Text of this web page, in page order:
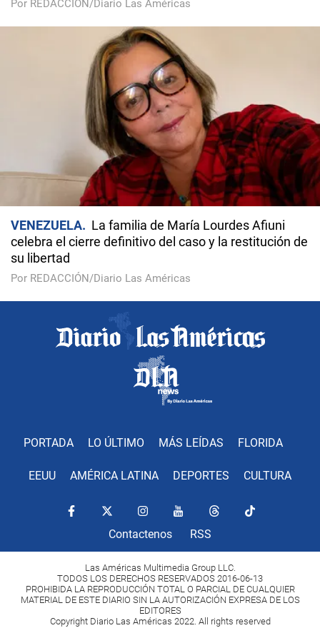
Por REDACCIÓN/Diario Las Américas
VENEZUELA
La familia de María Lourdes Afiuni
celebra el cierre definitivo del caso y la restitución de
su libertad
Por REDACCIÓN/Diario Las Américas
PORTADA LO ÚLTIMO MÁS LEÍDAS FLORIDA
EEUU AMÉRICA LATINA DEPORTES CULTURA
Contactenos RSS
Las Américas Multimedia Group LLC.
TODOS LOS DERECHOS RESERVADOS 2016-06-13
PROHIBIDA LA REPRODUCCIÓN TOTAL O PARCIAL DE CUALQUIER
MATERIAL DE ESTE DIARIO SIN LA AUTORIZACIÓN EXPRESA DE LOS
EDITORES
Copyright Diario Las Américas 2022. All rights reserved